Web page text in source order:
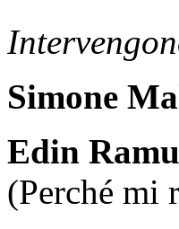
Simone
Edin
(Perché mi